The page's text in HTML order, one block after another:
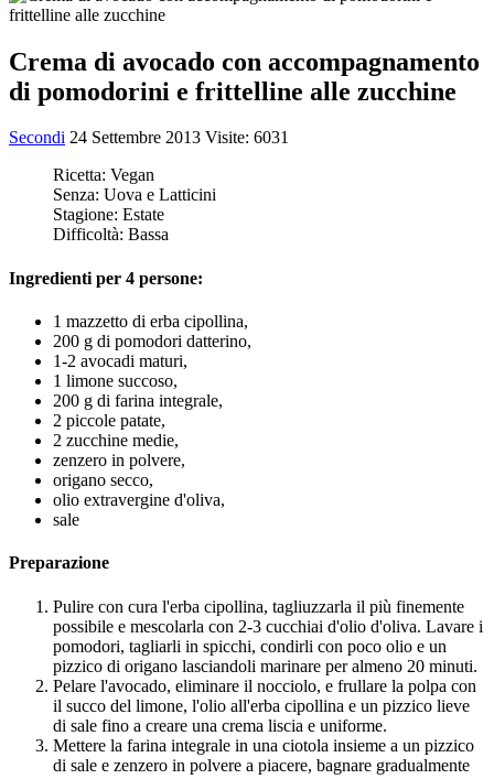
Crema di avocado con accompagnamento
di pomodorini e frittelline alle zucchine
Secondi 24 Settembre 2013 Visite: 6031
Ricetta: Vegan
Senza: Uova e Latticini
Stagione: Estate
Difficoltà: Bassa
Ingredienti per 4 persone:
1 mazzetto di erba cipollina,
200 g di pomodori datterino,
1-2 avocadi maturi,
1 limone succoso,
200 g di farina integrale,
2 piccole patate,
2 zucchine medie,
zenzero in polvere,
origano secco,
olio extravergine d'oliva,
sale
Preparazione
Pulire con cura l'erba cipollina, tagliuzzarla il più finemente
possibile e mescolarla con 2-3 cucchiai d'olio d'oliva. Lavare i
pomodori, tagliarli in spicchi, condirli con poco olio e un
pizzico di origano lasciandoli marinare per almeno 20 minuti.
Pelare l'avocado, eliminare il nocciolo, e frullare la polpa con
il succo del limone, l'olio all'erba cipollina e un pizzico lieve
di sale fino a creare una crema liscia e uniforme.
Mettere la farina integrale in una ciotola insieme a un pizzico
di sale e zenzero in polvere a piacere, bagnare gradualmente